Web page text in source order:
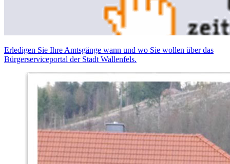
Erledigen Sie Ihre Amtsgänge wann und wo Sie wollen über das
Bürgerserviceportal der Stadt Wallenfels.